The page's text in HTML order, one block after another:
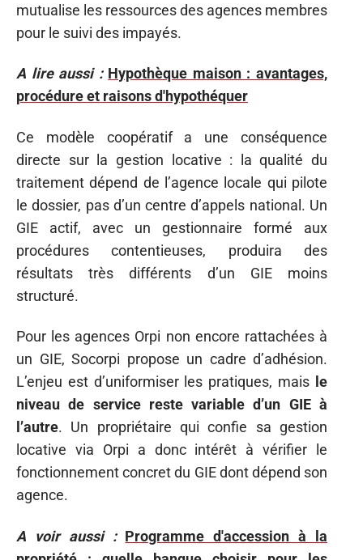
mutualise les ressources des agences membres
pour le suivi des impayés.
A lire aussi : Hypothèque maison : avantages,
procédure et raisons d'hypothéquer
Ce modèle coopératif a une conséquence
directe sur la gestion locative : la qualité du
traitement dépend de l’agence locale qui pilote
le dossier, pas d’un centre d’appels national. Un
GIE actif, avec un gestionnaire formé aux
procédures contentieuses, produira des
résultats très différents d’un GIE moins
structuré.
Pour les agences Orpi non encore rattachées à
un GIE, Socorpi propose un cadre d’adhésion.
L’enjeu est d’uniformiser les pratiques, mais le
niveau de service reste variable d’un GIE à
l’autre. Un propriétaire qui confie sa gestion
locative via Orpi a donc intérêt à vérifier le
fonctionnement concret du GIE dont dépend son
agence.
A voir aussi : Programme d'accession à la